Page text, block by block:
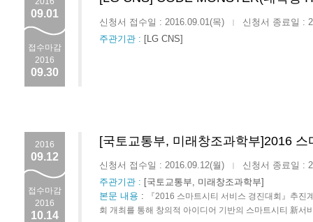
09.01
접수마감
2016
09.30
신청서 접수일 : 2016.09.01(목) |
신청서 종료일 :
주관기관 : [LG CNS]
2016
09.12
접수마감
2016
10.14
[국토교통부, 미래창조과학부]2016
신청서 접수일 : 2016.09.12(월) |
신청서 종료일 :
주관기관 : [국토교통부, 미래창조과학부]
본문 내용 :
『2016 스마트시티 서비스 경진대회』추
회 개최를 통해 창의적 아이디어 기반의 스마트시티 新서